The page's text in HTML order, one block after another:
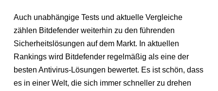
Auch unabhängige Tests und aktuelle Vergleiche
zählen Bitdefender weiterhin zu den führenden
Sicherheitslösungen auf dem Markt. In aktuellen
Rankings wird Bitdefender regelmäßig als eine der
besten Antivirus-Lösungen bewertet. Es ist schön, dass
es in einer Welt, die sich immer schneller zu drehen